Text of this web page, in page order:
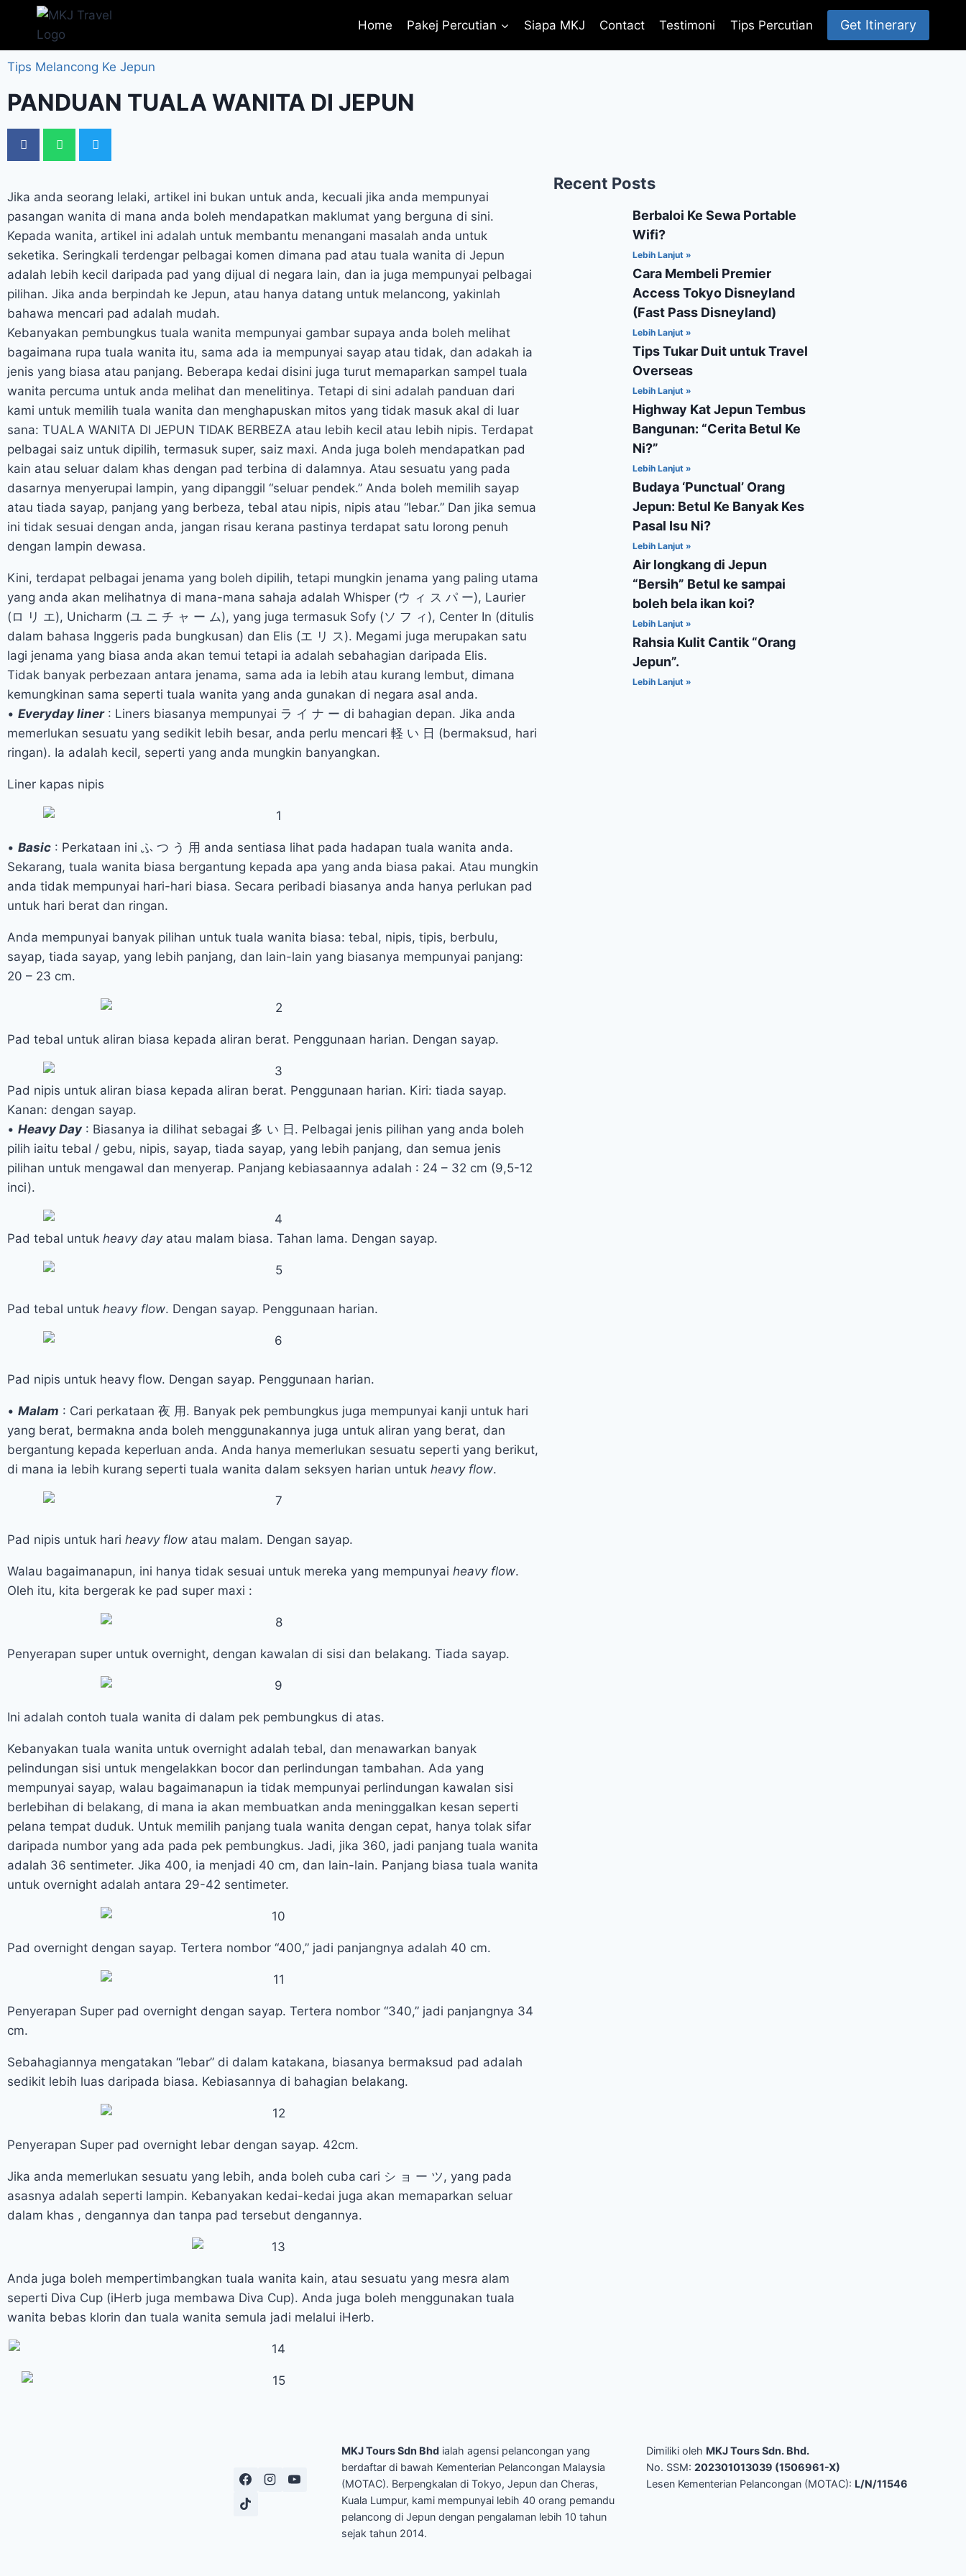
Home Pakej Percutian Siapa MKJ Contact Testimoni Tips Percutian Get Itinerary
Tips Melancong Ke Jepun
PANDUAN TUALA WANITA DI JEPUN
Jika anda seorang lelaki, artikel ini bukan untuk anda, kecuali jika anda mempunyai
pasangan wanita di mana anda boleh mendapatkan maklumat yang berguna di sini.
Kepada wanita, artikel ini adalah untuk membantu menangani masalah anda untuk
seketika. Seringkali terdengar pelbagai komen dimana pad atau tuala wanita di Jepun
adalah lebih kecil daripada pad yang dijual di negara lain, dan ia juga mempunyai pelbagai
pilihan. Jika anda berpindah ke Jepun, atau hanya datang untuk melancong, yakinlah
bahawa mencari pad adalah mudah.
Kebanyakan pembungkus tuala wanita mempunyai gambar supaya anda boleh melihat
bagaimana rupa tuala wanita itu, sama ada ia mempunyai sayap atau tidak, dan adakah ia
jenis yang biasa atau panjang. Beberapa kedai disini juga turut memaparkan sampel tuala
wanita percuma untuk anda melihat dan menelitinya. Tetapi di sini adalah panduan dari
kami untuk memilih tuala wanita dan menghapuskan mitos yang tidak masuk akal di luar
sana: TUALA WANITA DI JEPUN TIDAK BERBEZA atau lebih kecil atau lebih nipis. Terdapat
pelbagai saiz untuk dipilih, termasuk super, saiz maxi. Anda juga boleh mendapatkan pad
kain atau seluar dalam khas dengan pad terbina di dalamnya. Atau sesuatu yang pada
dasarnya menyerupai lampin, yang dipanggil “seluar pendek.” Anda boleh memilih sayap
atau tiada sayap, panjang yang berbeza, tebal atau nipis, nipis atau “lebar.” Dan jika semua
ini tidak sesuai dengan anda, jangan risau kerana pastinya terdapat satu lorong penuh
dengan lampin dewasa.
Kini, terdapat pelbagai jenama yang boleh dipilih, tetapi mungkin jenama yang paling utama
yang anda akan melihatnya di mana-mana sahaja adalah Whisper (ウ ィ ス パ ー), Laurier
(ロ リ エ), Unicharm (ユ ニ チ ャ ー ム), yang juga termasuk Sofy (ソ フ ィ), Center In (ditulis
dalam bahasa Inggeris pada bungkusan) dan Elis (エ リ ス). Megami juga merupakan satu
lagi jenama yang biasa anda akan temui tetapi ia adalah sebahagian daripada Elis.
Tidak banyak perbezaan antara jenama, sama ada ia lebih atau kurang lembut, dimana
kemungkinan sama seperti tuala wanita yang anda gunakan di negara asal anda.
• Everyday liner: Liners biasanya mempunyai ラ イ ナ ー di bahagian depan. Jika anda
memerlukan sesuatu yang sedikit lebih besar, anda perlu mencari 軽 い 日 (bermaksud, hari
ringan). Ia adalah kecil, seperti yang anda mungkin banyangkan.
Liner kapas nipis
• Basic : Perkataan ini ふ つ う 用 anda sentiasa lihat pada hadapan tuala wanita anda.
Sekarang, tuala wanita biasa bergantung kepada apa yang anda biasa pakai. Atau mungkin
anda tidak mempunyai hari-hari biasa. Secara peribadi biasanya anda hanya perlukan pad
untuk hari berat dan ringan.
Anda mempunyai banyak pilihan untuk tuala wanita biasa: tebal, nipis, tipis, berbulu,
sayap, tiada sayap, yang lebih panjang, dan lain-lain yang biasanya mempunyai panjang:
20 – 23 cm.
Pad tebal untuk aliran biasa kepada aliran berat. Penggunaan harian. Dengan sayap.
Pad nipis untuk aliran biasa kepada aliran berat. Penggunaan harian. Kiri: tiada sayap.
Kanan: dengan sayap.
• Heavy Day : Biasanya ia dilihat sebagai 多 い 日. Pelbagai jenis pilihan yang anda boleh
pilih iaitu tebal / gebu, nipis, sayap, tiada sayap, yang lebih panjang, dan semua jenis
pilihan untuk mengawal dan menyerap. Panjang kebiasaannya adalah : 24 – 32 cm (9,5-12
inci).
Pad tebal untuk heavy dayatau malam biasa. Tahan lama. Dengan sayap.
Pad tebal untuk heavy flow. Dengan sayap. Penggunaan harian.
Pad nipis untuk heavy flow. Dengan sayap. Penggunaan harian.
• Malam : Cari perkataan 夜 用. Banyak pek pembungkus juga mempunyai kanji untuk hari
yang berat, bermakna anda boleh menggunakannya juga untuk aliran yang berat, dan
bergantung kepada keperluan anda. Anda hanya memerlukan sesuatu seperti yang berikut,
di mana ia lebih kurang seperti tuala wanita dalam seksyen harian untuk heavy flow.
Pad nipis untuk hari heavy flow atau malam. Dengan sayap.
Walau bagaimanapun, ini hanya tidak sesuai untuk mereka yang mempunyai heavy flow.
Oleh itu, kita bergerak ke pad super maxi :
Penyerapan super untuk overnight, dengan kawalan di sisi dan belakang. Tiada sayap.
Ini adalah contoh tuala wanita di dalam pek pembungkus di atas.
Kebanyakan tuala wanita untuk overnight adalah tebal, dan menawarkan banyak
pelindungan sisi untuk mengelakkan bocor dan perlindungan tambahan. Ada yang
mempunyai sayap, walau bagaimanapun ia tidak mempunyai perlindungan kawalan sisi
berlebihan di belakang, di mana ia akan membuatkan anda meninggalkan kesan seperti
pelana tempat duduk. Untuk memilih panjang tuala wanita dengan cepat, hanya tolak sifar
daripada numbor yang ada pada pek pembungkus. Jadi, jika 360, jadi panjang tuala wanita
adalah 36 sentimeter. Jika 400, ia menjadi 40 cm, dan lain-lain. Panjang biasa tuala wanita
untuk overnight adalah antara 29-42 sentimeter.
Pad overnight dengan sayap. Tertera nombor “400,” jadi panjangnya adalah 40 cm.
Penyerapan Super pad overnight dengan sayap. Tertera nombor “340,” jadi panjangnya 34
cm.
Sebahagiannya mengatakan “lebar” di dalam katakana, biasanya bermaksud pad adalah
sedikit lebih luas daripada biasa. Kebiasannya di bahagian belakang.
Penyerapan Super pad overnight lebar dengan sayap. 42cm.
Jika anda memerlukan sesuatu yang lebih, anda boleh cuba cari シ ョ ー ツ, yang pada
asasnya adalah seperti lampin. Kebanyakan kedai-kedai juga akan memaparkan seluar
dalam khas , dengannya dan tanpa pad tersebut dengannya.
Anda juga boleh mempertimbangkan tuala wanita kain, atau sesuatu yang mesra alam
seperti Diva Cup (iHerb juga membawa Diva Cup). Anda juga boleh menggunakan tuala
wanita bebas klorin dan tuala wanita semula jadi melalui iHerb.
Recent Posts
Berbaloi Ke Sewa Portable
Wifi?
Lebih Lanjut »
Cara Membeli Premier
Access Tokyo Disneyland
(Fast Pass Disneyland)
Lebih Lanjut »
Tips Tukar Duit untuk Travel
Overseas
Lebih Lanjut »
Highway Kat Jepun Tembus
Bangunan: “Cerita Betul Ke
Ni?”
Lebih Lanjut »
Budaya ‘Punctual’ Orang
Jepun: Betul Ke Banyak Kes
Pasal Isu Ni?
Lebih Lanjut »
Air longkang di Jepun
“Bersih” Betul ke sampai
boleh bela ikan koi?
Lebih Lanjut »
Rahsia Kulit Cantik “Orang
Jepun”.
Lebih Lanjut »
MKJ Tours Sdn Bhd ialah agensi pelancongan yang
berdaftar di bawah Kementerian Pelancongan Malaysia
(MOTAC). Berpengkalan di Tokyo, Jepun dan Cheras,
Kuala Lumpur, kami mempunyai lebih 40 orang pemandu
pelancong di Jepun dengan pengalaman lebih 10 tahun
sejak tahun 2014.
Dimiliki oleh MKJ Tours Sdn. Bhd.
No. SSM: 202301013039 (1506961-X)
Lesen Kementerian Pelancongan (MOTAC): L/N/11546